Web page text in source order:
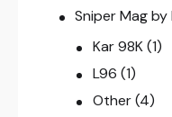
Sniper Mag by
Kar 98K (1)
L96 (1)
Other (4)